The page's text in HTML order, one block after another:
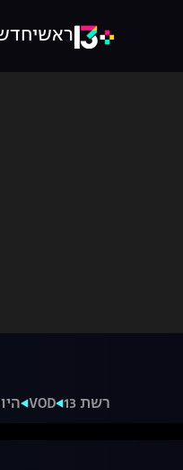
ראשי
רשת 13 VOD